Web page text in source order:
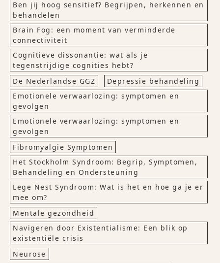
Ben jij hoog sensitief? Begrijpen, herkennen en
behandelen
Brain Fog: een moment van verminderde
connectiviteit
Cognitieve dissonantie: wat als je
tegenstrijdige cognities hebt?
De Nederlandse GGZ
Depressie behandeling
Emotionele verwaarlozing: symptomen en
gevolgen
Emotionele verwaarlozing: symptomen en
gevolgen
Fibromyalgie Symptomen
Het Stockholm Syndroom: Begrip, Symptomen,
Behandeling en Ondersteuning
Lege Nest Syndroom: Wat is het en hoe ga je er
mee om?
Mentale gezondheid
Navigeren door Existentialisme: Een blik op
existentiële crisis
Neurose